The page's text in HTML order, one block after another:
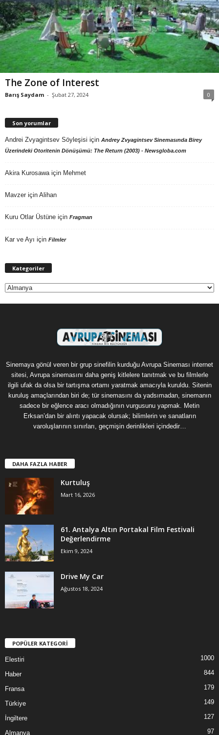
The Zone of Interest
Barış Saydam - Şubat 27, 2024 0
Son yorumlar
Andrei Zvyagintsev Söyleşisi için Andrey Zvyagintsev Sinemasında Birey
Üzerindeki Otoritenin Dönüşümü: The Return (2003) - Newsgloba.com
Akira Kurosawa için Mehmet
Mavzer için Alihan
Kuru Otlar Üstüne için Fragman
Kar ve Ayı için Filmler
Kategoriler
Kategoriler
Sinemaya gönül veren bir grup sinefilin kurduğu Avrupa Sineması internet
sitesi, Avrupa sinemasını daha geniş kitlelere tanıtmak ve bu filmlerle
ilgili ufak da olsa bir tartışma ortamı yaratmak amacıyla kuruldu. Sitenin
kuruluş amaçlarından biri de; tür sinemasını da yadsımadan, sinemanın
sadece bir eğlence aracı olmadığının vurgusunu yapmak. Metin
Erksan’dan bir alıntı yapacak olursak; bilimlerin ve sanatların
varoluşlarının sınırları, geçmişin derinlikleri içindedir…
DAHA FAZLA HABER
Kurtuluş
Mart 16, 2026
61. Antalya Altın Portakal Film Festivali
Değerlendirme
Ekim 9, 2024
Drive My Car
Ağustos 18, 2024
POPÜLER KATEGORİ
Elestiri 1000
Haber 844
Fransa 179
Türkiye 149
İngiltere 127
Almanya 97